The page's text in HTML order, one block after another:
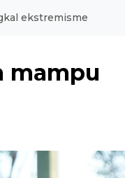
ekstremisme
mampu